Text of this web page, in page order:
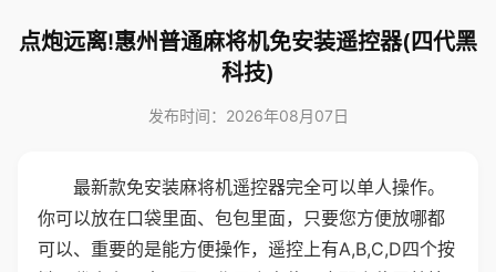
点炮远离!惠州普通麻将机免安装遥控器(四代黑
科技)
发布时间：2026年08月07日
最新款免安装麻将机遥控器完全可以单人操作。
你可以放在口袋里面、包包里面，只要您方便放哪都
可以、重要的是能方便操作，遥控上有A,B,C,D四个按